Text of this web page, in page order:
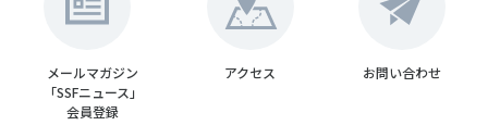
メールマガジン
「SSFニュース」
会員登録
アクセス お問い合わせ